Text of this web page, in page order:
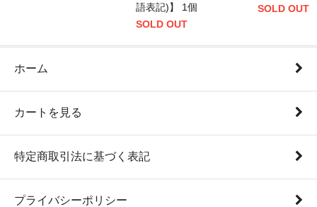
語表記)】 1個
SOLD OUT
SOLD OUT
ホーム
カートを見る
特定商取引法に基づく表記
プライバシーポリシー